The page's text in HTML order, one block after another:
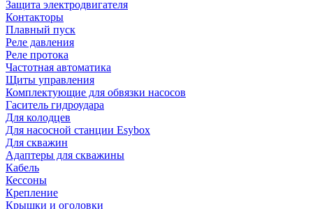
Защита электродвигателя
Контакторы
Плавный пуск
Реле давления
Реле протока
Частотная автоматика
Щиты управления
Комплектующие для обвязки насосов
Гаситель гидроудара
Для колодцев
Для насосной станции Esybox
Для скважин
Адаптеры для скважины
Кабель
Кессоны
Крепление
Крышки и оголовки